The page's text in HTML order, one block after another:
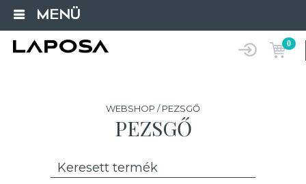
MENÜ
0
WEBSHOP / PEZSGŐ
PEZSGŐ